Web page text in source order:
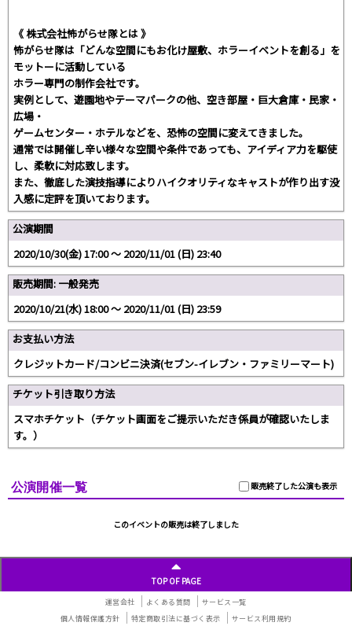
《 株式会社怖がらせ隊とは 》
怖がらせ隊は「どんな空間にもお化け屋敷、ホラーイベントを創る」を
モットーに活動している
ホラー専門の制作会社です。
実例として、遊園地やテーマパークの他、空き部屋・巨大倉庫・民家・
広場・
ゲームセンター・ホテルなどを、恐怖の空間に変えてきました。
通常では開催し辛い様々な空間や条件であっても、アイディア力を駆使
し、柔軟に対応致します。
また、徹底した演技指導によりハイクオリティなキャストが作り出す没
入感に定評を頂いております。
公演期間
2020/10/30(金) 17:00 〜 2020/11/01 (日) 23:40
販売期間: 一般発売
2020/10/21(水) 18:00 〜 2020/11/01 (日) 23:59
お支払い方法
クレジットカード/コンビニ決済(セブン-イレブン・ファミリーマート)
チケット引き取り方法
スマホチケット（チケット画面をご提示いただき係員が確認いたしま
す。）
販売終了した公演も表示
公演開催一覧
このイベントの販売は終了しました
TOP OF PAGE
運営会社 よくある質問
サービス一覧
個人情報保護方針
特定商取引法に基づく表示 サービス利用規約